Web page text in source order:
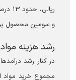
و سومین محصول
رشد هزینه
در کنار رشد